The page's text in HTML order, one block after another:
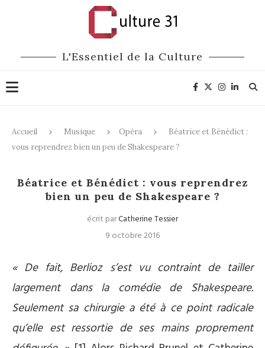
L'Essentiel de la Culture
Accueil Musique Opéra
Béatrice et Bénédict :
vous reprendrez bien un peu de Shakespeare ?
Béatrice et Bénédict : vous reprendrez
bien un peu de Shakespeare ?
écrit parCatherine Tessier
9 octobre 2016
« De fait, Berlioz s’est vu contraint de tailler
largement dans la comédie de Shakespeare.
Seulement sa chirurgie a été à ce point radicale
qu’elle est ressortie de ses mains proprement